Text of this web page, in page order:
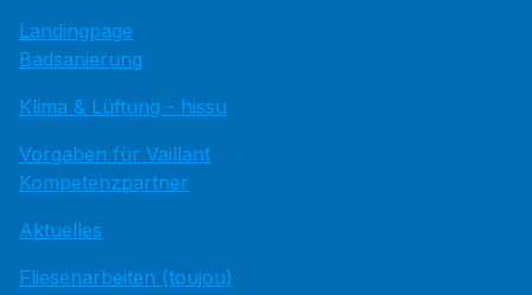
Landingpage
Badsanierung
Klima & Lüftung - hissu
Vorgaben für Vaillant
Kompetenzpartner
Aktuelles
Fliesenarbeiten (toujou)